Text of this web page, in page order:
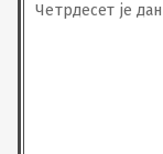
Четрдесет је